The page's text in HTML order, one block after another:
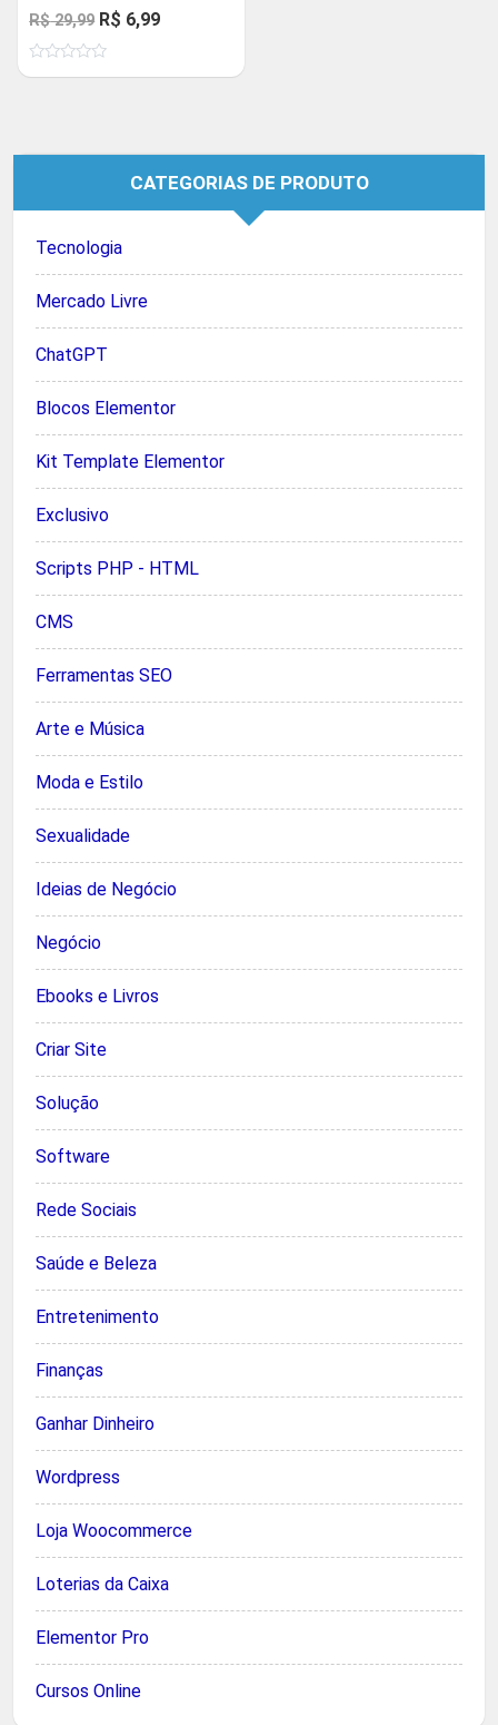
R$29,99 O
preço
original
R$ 6,99O
atual
CATEGORIAS DE PRODUTO
Tecnologia
Mercado Livre
ChatGPT
Blocos Elementor
Kit Template Elementor
Exclusivo
Scripts PHP - HTML
CMS
Ferramentas SEO
Arte e Música
Moda e Estilo
Sexualidade
Ideias de Negócio
Negócio
Ebooks e Livros
Criar Site
Solução
Software
Rede Sociais
Saúde e Beleza
Entretenimento
Finanças
Ganhar Dinheiro
Wordpress
Loja Woocommerce
Loterias da Caixa
Elementor Pro
Cursos Online